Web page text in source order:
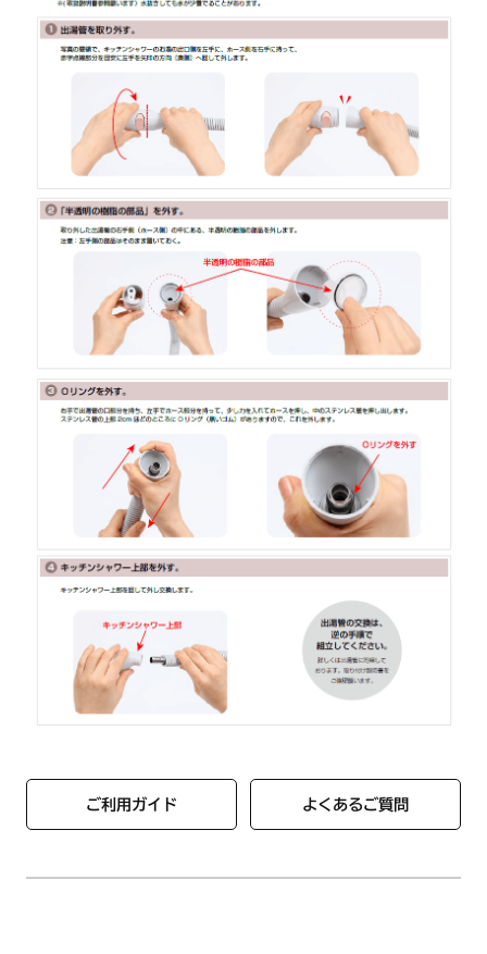
YR530A
YR530B
YR530C
YR532A
YR532B
YR532C
YR532PU
YR534
YR535D
YR541
YR541D
ご利用ガイド よくあるご質問